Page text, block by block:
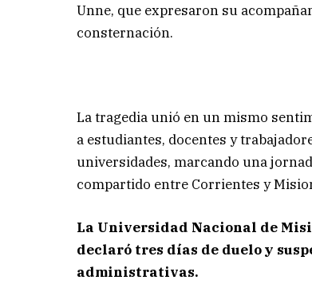
Unne, que expresaron su
consternación.
La tragedia unió en un mismo
a estudiantes, docentes y
universidades, marcando una
compartido entre Corrientes y
La Universidad Nacional de
declaró tres días de duelo y
administrativas.